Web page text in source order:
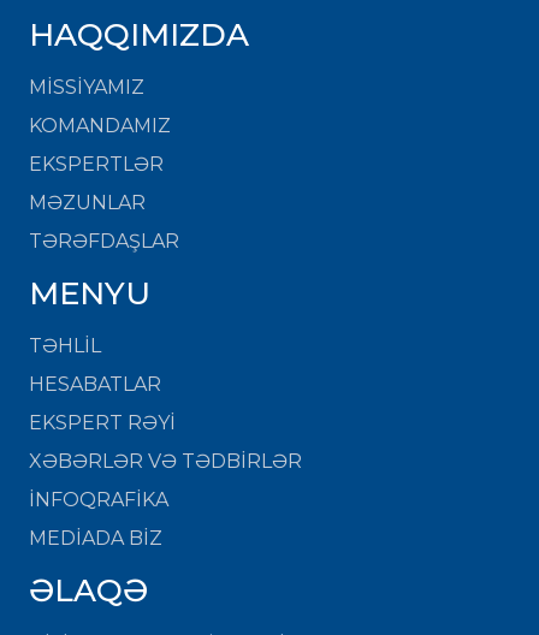
HAQQIMIZDA
MISSIYAMIZ
KOMANDAMIZ
EKSPERTLƏR
MƏZUNLAR
TƏRƏFDAŞLAR
MENYU
TƏHLİL
HESABATLAR
EKSPERT RƏYİ
XƏBƏRLƏR VƏ TƏDBİRLƏR
İNFOQRAFİKA
MEDİADA BİZ
ƏLAQƏ